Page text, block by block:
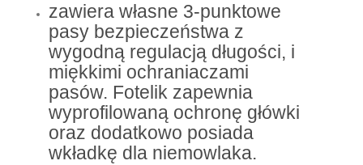
zawiera własne 3-punktowe
pasy bezpieczeństwa z
wygodną regulacją długości, i
miękkimi ochraniaczami
pasów. Fotelik zapewnia
wyprofilowaną ochronę główki
oraz dodatkowo posiada
wkładkę dla niemowlaka.